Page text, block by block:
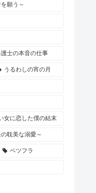
願う～
士の本音の仕事
うるわしの宵の月
女に恋した僕の結末
耽美な溺愛～
ベツフラ